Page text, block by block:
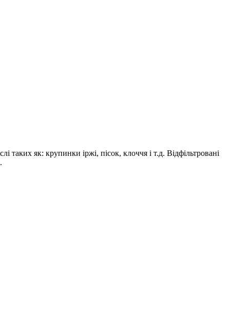
таких як: крупинки іржі, пісок, клоччя і т.д. Відфільтровані